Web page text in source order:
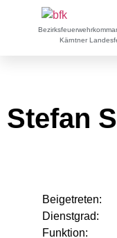
Kärntner
Stefan
Beigetreten:
Dienstgrad:
Funktion: